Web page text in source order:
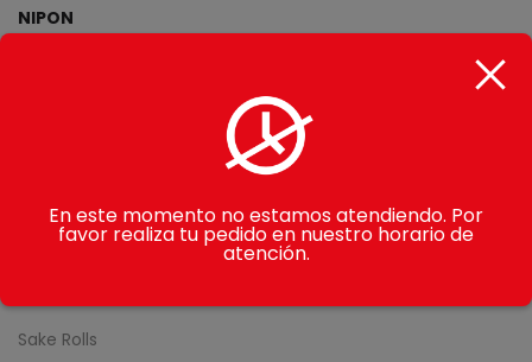
NIPON
Makimono
Sake Rolls
En este momento no estamos atendiendo. Por
favor realiza tu pedido en nuestro horario de
atención.